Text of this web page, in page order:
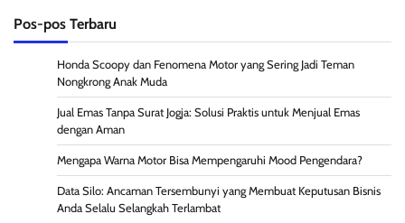
Pos-pos Terbaru
Honda Scoopy dan Fenomena Motor yang Sering Jadi Teman
Nongkrong Anak Muda
Jual Emas Tanpa Surat Jogja: Solusi Praktis untuk Menjual Emas
dengan Aman
Mengapa Warna Motor Bisa Mempengaruhi Mood Pengendara?
Data Silo: Ancaman Tersembunyi yang Membuat Keputusan Bisnis
Anda Selalu Selangkah Terlambat